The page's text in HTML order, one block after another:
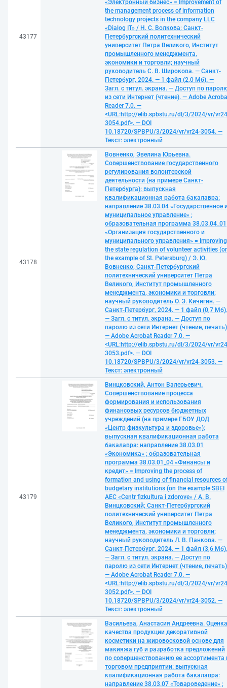
43177
«Электронный бизнес» = Improvement of
the management process of information
technology projects in the company LLC
«Dialog IT» / Н. С. Волкова; Санкт-
Петербургский политехнический
университет Петра Великого, Институт
промышленного менеджмента,
экономики и торговли; научный
руководитель С. В. Широкова. — Санкт-
Петербург, 2024. — 1 файл (2,0 Мб). —
Загл. с титул. экрана. — Доступ по
из сети Интернет (чтение). — Adobe
Reader 7.0. —
<URL:http://elib.spbstu.ru/dl/3/2024/vr/
3054.pdf>. — DOI
10.18720/SPBPU/3/2024/vr/vr24-3054. —
Текст: электронный
43178
Вовненко, Эвелина Юрьевна.
Совершенствование государственного
регулирования волонтерской
деятельности (на примере Санкт-
Петербурга): выпускная
квалификационная работа бакалавра:
направление 38.03.04 «Государственное
муниципальное управление» ;
образовательная программа 38.03.04_01
«Организация государственного и
муниципального управления» = Improving
the state regulation of volunteer activities
the example of St. Petersburg) / Э. Ю.
Вовненко; Санкт-Петербургский
политехнический университет Петра
Великого, Институт промышленного
менеджмента, экономики и торговли;
научный руководитель О. Э. Кичигин. —
Санкт-Петербург, 2024. — 1 файл (0,7 Мб).
— Загл. с титул. экрана. — Доступ по
паролю из сети Интернет (чтение,
— Adobe Acrobat Reader 7.0. —
<URL:http://elib.spbstu.ru/dl/3/2024/vr/
3053.pdf>. — DOI
10.18720/SPBPU/3/2024/vr/vr24-3053. —
Текст: электронный
43179
Винцковский, Антон Валерьевич.
Совершенствование процесса
формирования и использования
финансовых ресурсов бюджетных
учреждений (на примере ГБОУ ДОД
«Центр физкультура и здоровье»):
выпускная квалификационная работа
бакалавра: направление 38.03.01
«Экономика» ; образовательная
программа 38.03.01_04 «Финансы и
кредит» = Improving the process of
formation and using of financial resources
budgetary institutions (on the example SBEI
AEC «Centr fizkultura i zdorove» / А. В.
Винцковский; Санкт-Петербургский
политехнический университет Петра
Великого, Институт промышленного
менеджмента, экономики и торговли;
научный руководитель Л. В. Панкова. —
Санкт-Петербург, 2024. — 1 файл (3,6 Мб).
— Загл. с титул. экрана. — Доступ по
паролю из сети Интернет (чтение,
— Adobe Acrobat Reader 7.0. —
<URL:http://elib.spbstu.ru/dl/3/2024/vr/
3052.pdf>. — DOI
10.18720/SPBPU/3/2024/vr/vr24-3052. —
Текст: электронный
Васильева, Анастасия Андреевна. Оценка
качества продукции декоративной
косметики на жировосковой основе для
макияжа губ и разработка предложений
по совершенствованию ее ассортимента
торговом предприятии: выпускная
квалификационная работа бакалавра:
направление 38.03.07 «Товароведение» ;